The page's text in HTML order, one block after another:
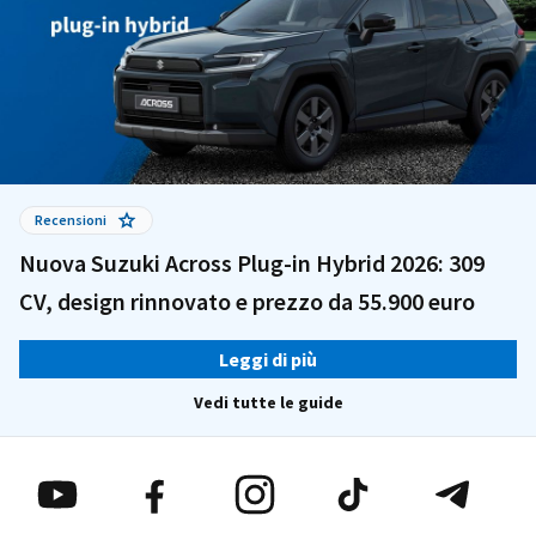
Recensioni
Nuova Suzuki Across Plug-in Hybrid 2026: 309
CV, design rinnovato e prezzo da 55.900 euro
Leggi di più
Vedi tutte le guide